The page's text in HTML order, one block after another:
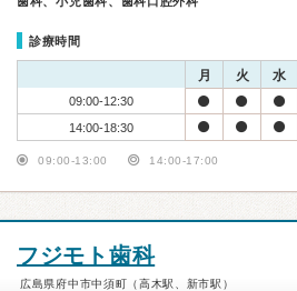
診療時間
月 火 水
09:00-12:30
14:00-18:30
09:00-13:00 14:00-17:00
フジモト歯科
広島県府中市中須町（高木駅、新市駅）